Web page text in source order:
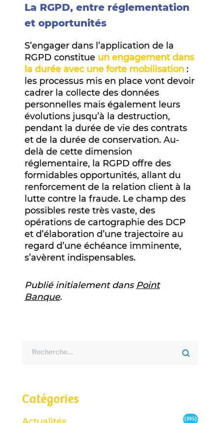
La RGPD, entre réglementation
et opportunités
S’engager dans l’application de la
RGPD constitue un engagement dans
la durée avec une forte mobilisation :
les processus mis en place vont devoir
cadrer la collecte des données
personnelles mais également leurs
évolutions jusqu’à la destruction,
pendant la durée de vie des contrats
et de la durée de conservation. Au-
delà de cette dimension
réglementaire, la RGPD offre des
formidables opportunités, allant du
renforcement de la relation client à la
lutte contre la fraude. Le champ des
possibles reste très vaste, des
opérations de cartographie des DCP
et d’élaboration d’une trajectoire au
regard d’une échéance imminente,
s’avèrent indispensables.
Publié initialement dans Point
Banque.
Catégories
(395)